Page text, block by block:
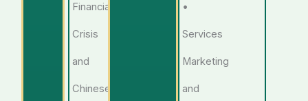
Financial
Crisis
and
Chinese
•
Services
Marketing
and